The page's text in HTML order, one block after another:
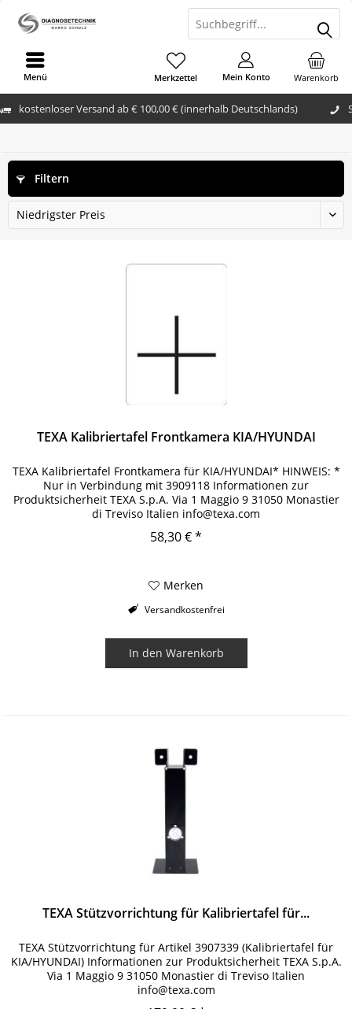
kostenloser Versand ab € 100,00 € (innerhalb Deutschlands)
Warenkorb
Merkzettel Mein Konto
Menü
Filtern
TEXA Kalibriertafel Frontkamera KIA/HYUNDAI
TEXA Kalibriertafel Frontkamera für KIA/HYUNDAI* HINWEIS: *
Nur in Verbindung mit 3909118 Informationen zur
Produktsicherheit TEXA S.p.A. Via 1 Maggio 9 31050 Monastier
di Treviso Italien info@texa.com
58,30 € *
Merken
Versandkostenfrei
In den Warenkorb
TEXA Stützvorrichtung für Kalibriertafel für...
TEXA Stützvorrichtung für Artikel 3907339 (Kalibriertafel für
KIA/HYUNDAI) Informationen zur Produktsicherheit TEXA S.p.A.
Via 1 Maggio 9 31050 Monastier di Treviso Italien
info@texa.com